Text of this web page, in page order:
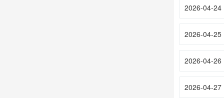
2026-04-24
2026-04-25
2026-04-26
2026-04-27